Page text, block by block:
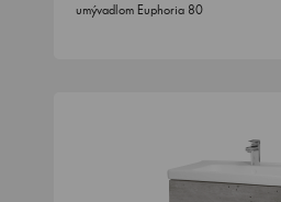
umývadlom Euphoria 80